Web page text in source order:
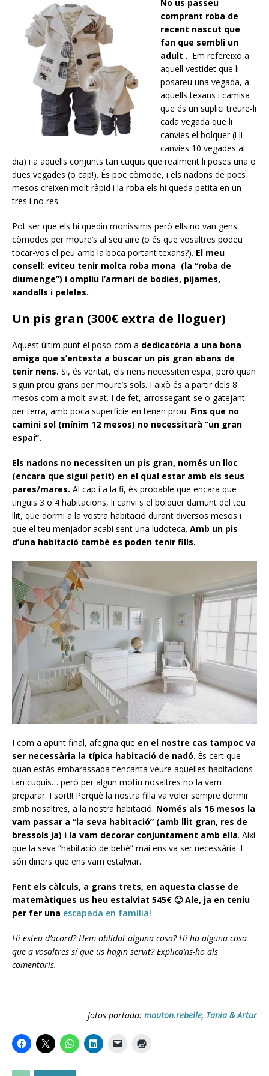
No us passeu
comprant roba de
recent nascut que
fan que sembli un
adult… Em refereixo a
aquell vestidet que li
posareu una vegada, a
aquells texans i camisa
que és un suplici treure-li
cada vegada que li
canvies el bolquer (i li
canvies 10 vegades al
dia) i a aquells conjunts tan cuquis que realment li poses una o
dues vegades (o cap!). És poc còmode, i els nadons de pocs
mesos creixen molt ràpid i la roba els hi queda petita en un
tres i no res.
Pot ser que els hi quedin moníssims però ells no van gens
còmodes per moure’s al seu aire (o és que vosaltres podeu
tocar-vos el peu amb la boca portant texans?). El meu
consell: eviteu tenir molta roba mona (la “roba de
diumenge”) i ompliu l’armari de bodies, pijames,
xandalls i peleles.
Un pis gran (300€ extra de lloguer)
Aquest últim punt el poso com a dedicatòria a una bona
amiga que s’entesta a buscar un pis gran abans de
tenir nens. Si, és veritat, els nens necessiten espai; però quan
siguin prou grans per moure’s sols. I això és a partir dels 8
mesos com a molt aviat. I de fet, arrossegant-se o gatejant
per terra, amb poca superfície en tenen prou. Fins que no
camini sol (mínim 12 mesos) no necessitarà “un gran
espai”.
Els nadons no necessiten un pis gran, només un lloc
(encara que sigui petit) en el qual estar amb els seus
pares/mares. Al cap i a la fi, és probable que encara que
tinguis 3 o 4 habitacions, li canviïs el bolquer damunt del teu
llit, que dormi a la vostra habitació durant diversos mesos i
que el teu menjador acabi sent una ludoteca. Amb un pis
d’una habitació també es poden tenir fills.
I com a apunt final, afegiria que en el nostre cas tampoc va
ser necessària la típica habitació de nadó. És cert que
quan estàs embarassada t’encanta veure aquelles habitacions
tan cuquis… però per algun motiu nosaltres no la vam
preparar. I sort!! Perquè la nostra filla va voler sempre dormir
amb nosaltres, a la nostra habitació. Només als 16 mesos la
vam passar a “la seva habitació” (amb llit gran, res de
bressols ja) i la vam decorar conjuntament amb ella. Així
que la seva “habitació de bebé” mai ens va ser necessària. I
són diners que ens vam estalviar.
Fent els càlculs, a grans trets, en aquesta classe de
matemàtiques us heu estalviat 545€ 🙂 Ale, ja en teniu
per fer una escapada en família!
Hi esteu d’acord? Hem oblidat alguna cosa? Hi ha alguna cosa
que a vosaltres sí que us hagin servit? Explica’ns-ho als
comentaris.
fotos portada: mouton.rebelle, Tania & Artur